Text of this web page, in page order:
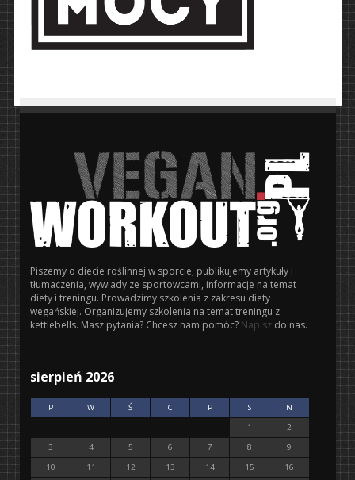
Piszemy o diecie roślinnej w sporcie, publikujemy artykuły i
tłumaczenia, wywiady ze sportowcami, informacje na temat
diety i treningu. Prowadzimy szkolenia z zakresu diety
wegańskiej. Organizujemy szkolenia na temat treningu z
kettlebells. Masz pytania? Chcesz nam pomóc? Napisz do nas.
sierpień 2026
P W Ś C P S
N
1
2
3
4 5 6 7 8
9
10
11 12 13 14 15
16